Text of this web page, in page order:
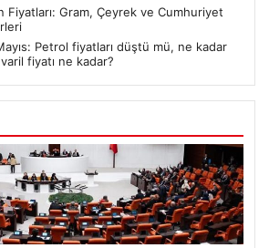
Fiyatları: Gram, Çeyrek ve Cumhuriyet
Petrol fiyatları düştü mü, ne kadar
fiyatı ne kadar?